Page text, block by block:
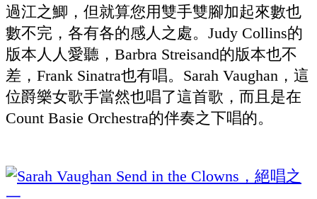
過江之鯽，但就算您用雙手雙腳加起來數也
數不完，各有各的感人之處。Judy Collins的
版本人人愛聽，Barbra Streisand的版本也不
差，Frank Sinatra也有唱。Sarah Vaughan，這
位爵樂女歌手當然也唱了這首歌，而且是在
Count Basie Orchestra的伴奏之下唱的。